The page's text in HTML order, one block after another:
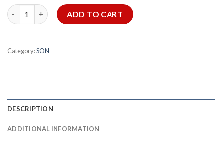
Xiaomi Speaker 16W quantity
ADD TO CART
Category:SON
DESCRIPTION
ADDITIONAL INFORMATION